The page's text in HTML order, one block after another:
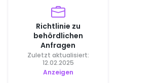
Richtlinie zu
behördlichen
Anfragen
Zuletzt aktualisiert:
12.02.2025
Anzeigen